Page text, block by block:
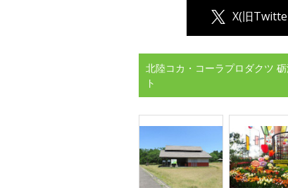
X(旧
北陸コカ・コーラプロダクツ
ト